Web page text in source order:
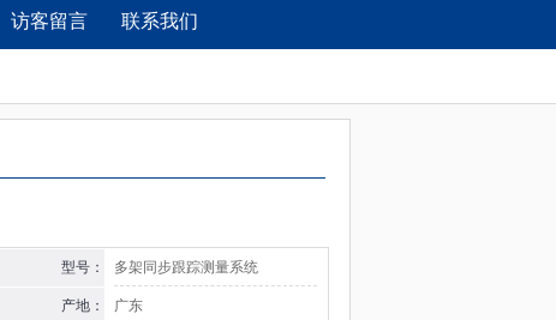
访客留言 联系我们
型号： 多架同步跟踪测量系统
产地： 广东